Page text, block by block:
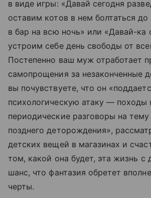
в виде игры: «Давай сегодня
оставим котов в нем болтаться
в бар на всю ночь» или «Давай-ка
устроим себе день свободы от
Постепенно ваш муж отработает
самопрощения за незаконченные
вы почувствуете, что он
психологическую атаку — походы
периодические разговоры на
позднего деторождения»,
детских вещей в магазинах и
том, какой она будет, эта жизнь с
шанс, что фантазия обретет
черты.